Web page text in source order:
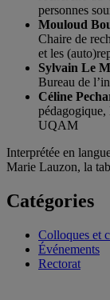
personnes
Mouloud
Chaire de
et les
Sylvain Le
Bureau de
Céline
pédagogique,
UQAM
Interprétée en
Marie Lauzon, la
Catégories
Colloques et
Événements
Rectorat